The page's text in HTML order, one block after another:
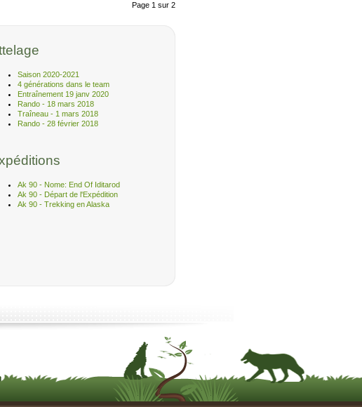
Page 1 sur 2
Saison 2020-2021
4 générations dans le team
Entraînement 19 janv 2020
Rando - 18 mars 2018
Traîneau - 1 mars 2018
Rando - 28 février 2018
Ak 90 - Nome: End Of Iditarod
Ak 90 - Départ de l'Expédition
Ak 90 - Trekking en Alaska